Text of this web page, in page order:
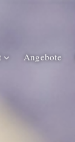
Angebote